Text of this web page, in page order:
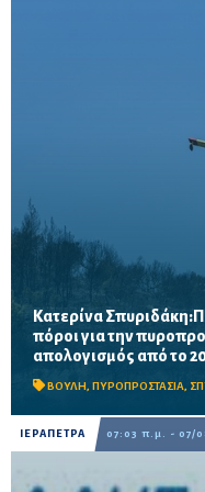
Κατερίνα
πόροι για την
απολογισμός από το
ΒΟΥΛΗ, ΠΥΡΟΠΡΟΣΤΑΣΙΑ,
Το ΠΑΣΟΚ ζητά πλήρη
το 2019, στοιχεία για τα
καθώς και απαντήσεις
ΙΕΡΑΠΕΤΡΑ 07:03 π.μ. - 07/